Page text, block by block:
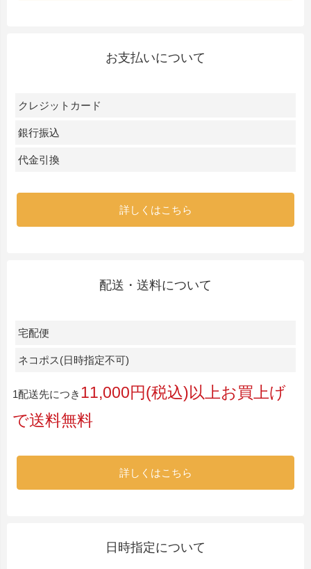
お支払いについて
クレジットカード
銀行振込
代金引換
詳しくはこちら
配送・送料について
宅配便
ネコポス(日時指定不可)
1配送先につき 11,000円(税込)以上お買上げ
で送料無料
詳しくはこちら
日時指定について